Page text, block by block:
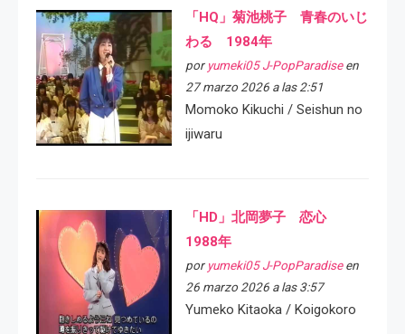
「HQ」菊池桃子 青春のいじ
わる 1984年
por yumeki05 J-PopParadiseen
27 marzo 2026 a las 2:51
Momoko Kikuchi / Seishun no
ijiwaru
「HD」北岡夢子 恋心
1988年
por yumeki05 J-PopParadiseen
26 marzo 2026 a las 3:57
Yumeko Kitaoka / Koigokoro